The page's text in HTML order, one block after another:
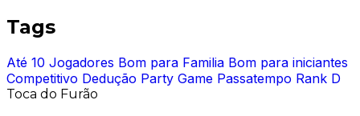
Tags
Até 10 Jogadores Bom para Familia Bom para iniciantes
Competitivo Dedução Party Game Passatempo Rank D
Toca do Furão